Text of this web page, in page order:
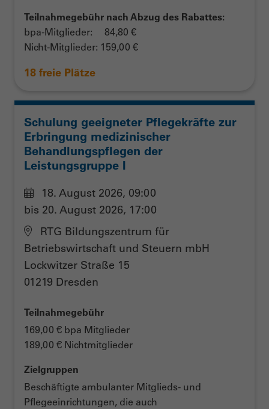
Teilnahmegebühr nach Abzug des Rabattes:
bpa-Mitglieder: 84,80 €
Nicht-Mitglieder: 159,00 €
18 freie Plätze
Schulung geeigneter Pflegekräfte zur
Erbringung medizinischer
Behandlungspflegen der
Leistungsgruppe I
18. August 2026, 09:00
bis 20. August 2026, 17:00
RTG Bildungszentrum für
Betriebswirtschaft und Steuern mbH
Lockwitzer Straße 15
01219 Dresden
Teilnahmegebühr
169,00 € bpa Mitglieder
189,00 € Nichtmitglieder
Zielgruppen
Beschäftigte ambulanter Mitglieds- und
Pflegeeinrichtungen, die auch